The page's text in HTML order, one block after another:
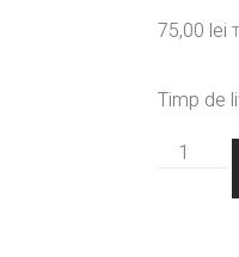
75,00 lei
Timp de